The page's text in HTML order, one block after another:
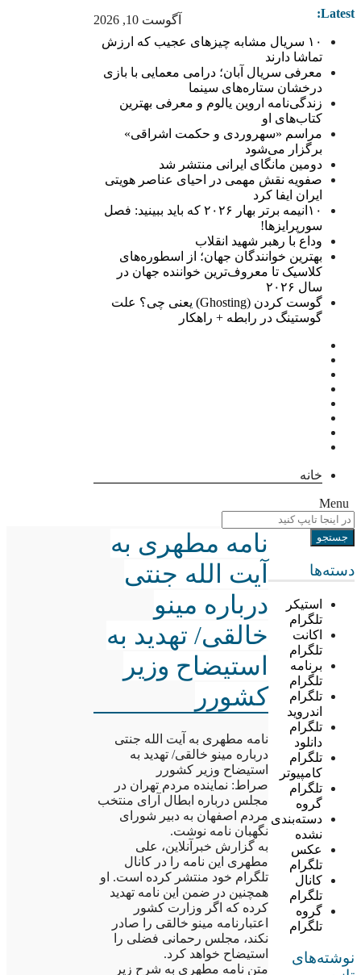
آگوست 10, 2026 Latest:
۱۰ سریال مشابه چیزهای عجیب که ارزش
تماشا دارند
معرفی سریال آبان؛ درامی معمایی با بازی
درخشان ستاره‌های سینما
زندگی‌نامه اروین یالوم و معرفی بهترین
کتاب‌های او
مراسم «سهروردی و حکمت اشراقی»
برگزار می‌شود
دومین مانگای ایرانی منتشر شد
صفویه نقش مهمی در احیای عناصر هویتی
ایران ایفا کرد
۱۰انیمه برتر بهار ۲۰۲۶ که باید ببینید: فصل
سورپرایزها!
وداع با رهبر شهید انقلاب
بهترین خوانندگان جهان؛ از اسطوره‌های
کلاسیک تا معروف‌ترین خواننده جهان در
سال ۲۰۲۶
گوست کردن (Ghosting) یعنی چی؟ علت
گوستینگ در رابطه + راهکار
خانه
Menu
دسته‌ها
استیکر
تلگرام
اکانت
تلگرام
برنامه
تلگرام
تلگرام
اندروید
تلگرام
دانلود
تلگرام
کامپیوتر
تلگرام
گروه
دسته‌بندی
نشده
عکس
تلگرام
کانال
تلگرام
گروه
تلگرام
نوشته‌های
نامه مطهری به
آیت الله جنتی
درباره مینو
خالقی/ تهدید به
استیضاح وزیر
کشورر
نامه مطهری به آیت الله جنتی
درباره مینو خالقی/ تهدید به
استیضاح وزیر کشورر
صراط: نماینده مردم تهران در
مجلس درباره ابطال آرای منتخب
مردم اصفهان به دبیر شورای
نگهبان نامه نوشت.
به گزارش خبرآنلاین، علی
مطهری این نامه را در کانال
تلگرام خود منتشر کرده است. او
همچنین در ضمن این نامه تهدید
کرده که اگر وزارت کشور
اعتبارنامه مینو خالقی را صادر
نکند، مجلس رحمانی فضلی را
استیضاح خواهد کرد.
متن نامه مطهری به شرح زیر